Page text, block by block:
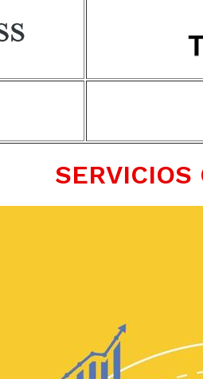
SERVICIOS